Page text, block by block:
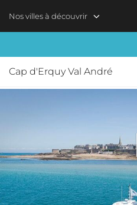
Nos villes à découvrir
Cap d'Erquy Val André